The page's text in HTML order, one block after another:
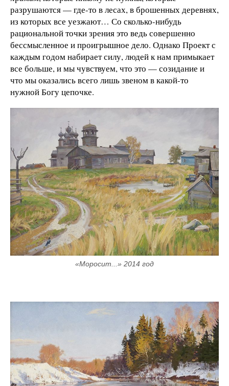
разрушаются — где-то в лесах, в брошенных деревнях,
из которых все уезжают… Со сколько-нибудь
рациональной точки зрения это ведь совершенно
бессмысленное и проигрышное дело. Однако Проект с
каждым годом набирает силу, людей к нам примыкает
все больше, и мы чувствуем, что это — созидание и
что мы оказались всего лишь звеном в какой-то
нужной Богу цепочке.
«Моросит...» 2014 год